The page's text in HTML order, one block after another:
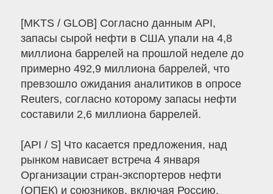
[MKTS / GLOB] Согласно данным API,
запасы сырой нефти в США упали на 4,8
миллиона баррелей на прошлой неделе до
примерно 492,9 миллиона баррелей, что
превзошло ожидания аналитиков в опросе
Reuters, согласно которому запасы нефти
составили 2,6 миллиона баррелей.
[API / S] Что касается предложения, над
рынком нависает встреча 4 января
Организации стран-экспортеров нефти
(ОПЕК) и союзников, включая Россию,